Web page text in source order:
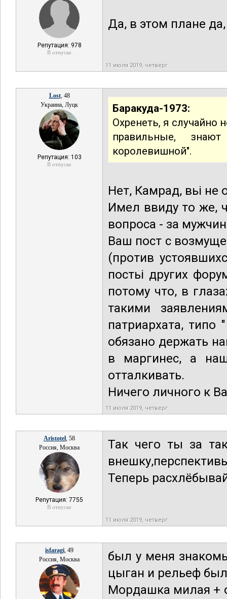
Репутация: 978
В отпуске
Да, в этом плане
11 июля 2019, четверг
Lost, 48
Украина, Луцк
Репутация: 103
В отпуске
Баракуда-1973:
Охренеть, я случайно
правильные,
королевишной".
Нет, Камрад, вьі
Имел ввиду то же,
вопроса - за
Ваш пост с
(против
постьі других
потому что, в
такими
патриархата, типо
обязано держать
в маргинес, а
отталкивать.
Ничего личного к
11 июля 2019, четверг
Aristotel, 58
Россия, Москва
Репутация: 7755
В отпуске
Так чего ты за
Теперь
11 июля 2019, четверг
isfaragi, 49
Россия, Москва
был у меня
цыган и рельеф
Мордашка милая +